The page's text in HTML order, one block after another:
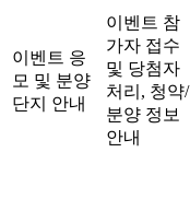
이벤트 응
모 및 분양
단지 안내
이벤트 참
가자 접수
및 당첨자
처리, 청약/
분양 정보
안내